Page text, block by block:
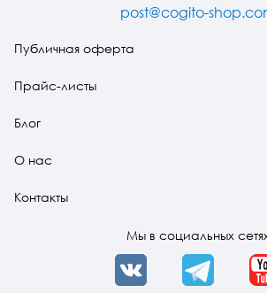
post@cogito-
Публичная оферта
Прайс-листы
Блог
О нас
Контакты
Мы в социальных
VK Telegram